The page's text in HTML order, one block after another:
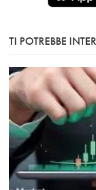
TI POTREBBE